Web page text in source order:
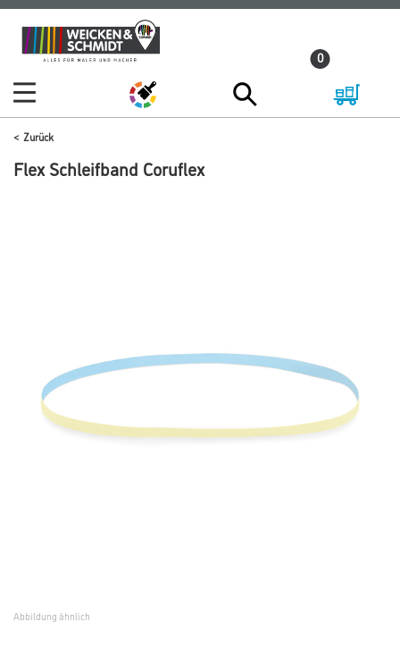
Zum
Inhalt
Zum
Navigationsmenü
0
Zurück
Flex Schleifband Coruflex
Abbildung ähnlich